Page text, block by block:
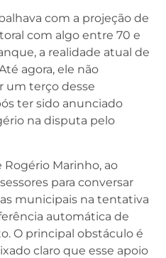
com a projeção de
com algo entre 70 e
a realidade atual de
agora, ele não
um terço desse
ter sido anunciado
na disputa pelo
Marinho, ao
para conversar
municipais na tentativa
automática de
O principal obstáculo é
claro que esse apoio